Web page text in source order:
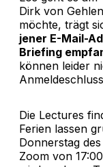
Dirk von
möchte, trägt
jener E-Mail-
Briefing
können leider
Die Lectures
Ferien lassen
Donnerstag
Zoom von